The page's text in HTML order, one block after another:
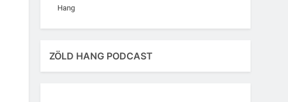
Hang
ZÖLD HANG PODCAST